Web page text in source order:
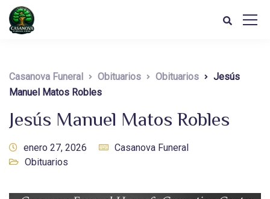
Casanova Funeral Obituarios Obituarios
Jesús
Manuel Matos Robles
Jesús Manuel Matos Robles
enero 27, 2026
Casanova Funeral
Obituarios